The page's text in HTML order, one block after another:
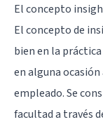
El concepto
El concepto de
bien en la
en alguna
empleado. Se
facultad a través